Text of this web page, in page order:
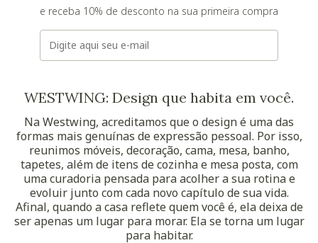
e receba 10% de desconto na sua primeira compra
E-mail
WESTWING: Design que habita em você.
Na Westwing, acreditamos que o design é uma das
formas mais genuínas de expressão pessoal. Por isso,
reunimos móveis, decoração, cama, mesa, banho,
tapetes, além de itens de cozinha e mesa posta, com
uma curadoria pensada para acolher a sua rotina e
evoluir junto com cada novo capítulo de sua vida.
Afinal, quando a casa reflete quem você é, ela deixa de
ser apenas um lugar para morar. Ela se torna um lugar
para habitar.